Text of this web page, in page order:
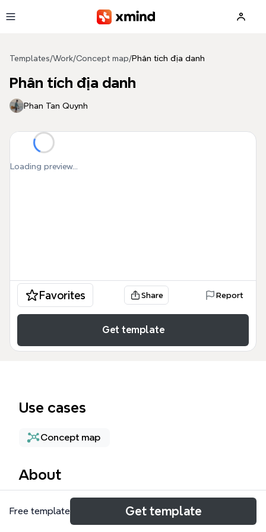
Templates/Work/Concept map/Phân tích địa danh
Phân tích địa danh
Phan Tan Quynh
Loading preview...
Favorites Share Report
Get template
Use cases
Concept map
About
Sơ đồ tư duy 'Phân tích địa danh' cung cấp một cái
nhìn tổng quan chi tiết về hệ thống cơ quan hành
Free template Get template